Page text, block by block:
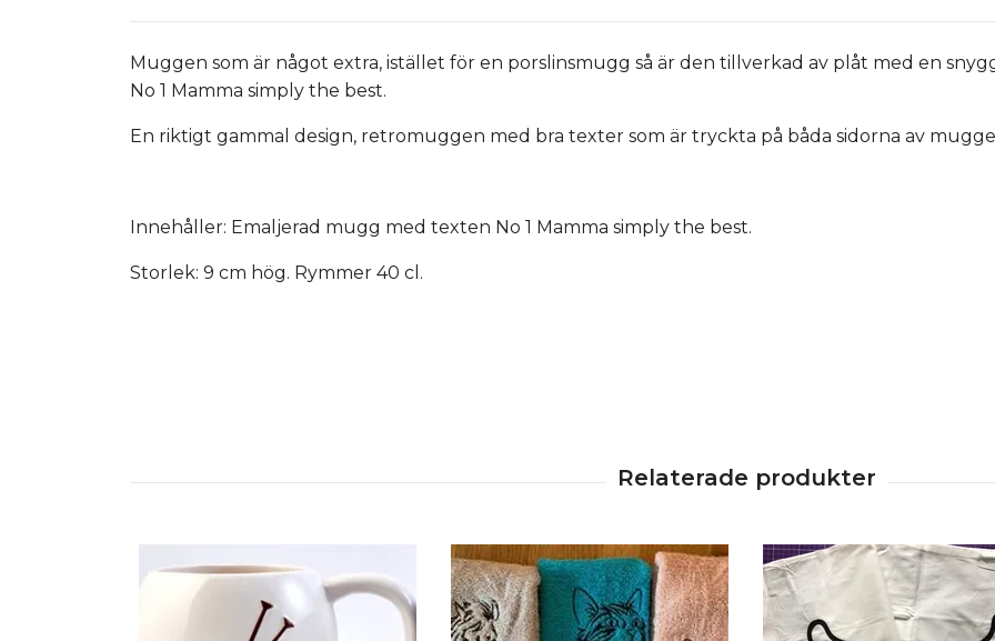
Muggen som är något extra, istället för en porslinsmugg så är den tillverkad av plåt med en
No 1 Mamma simply the best.
En riktigt gammal design, retromuggen med bra texter som är tryckta på båda sidorna av
Innehåller: Emaljerad mugg med texten No 1 Mamma simply the best.
Storlek: 9 cm hög. Rymmer 40 cl.